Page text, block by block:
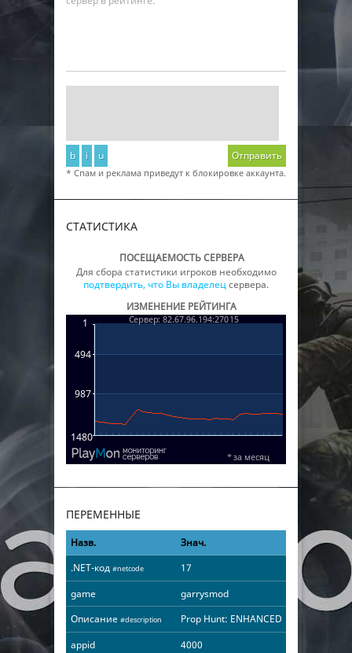
b i u Отправить
* Спам и реклама приведут к блокировке аккаунта.
СТАТИСТИКА
ПОСЕЩАЕМОСТЬ СЕРВЕРА
Для сбора статистики игроков необходимо
подтвердить, что Вы владелецсервера.
ИЗМЕНЕНИЕ РЕЙТИНГА
ПЕРЕМЕННЫЕ
Назв.
Знач.
.NET-код #netcode
17
game
garrysmod
Описание #description
Prop Hunt: ENHANCED
appid
4000